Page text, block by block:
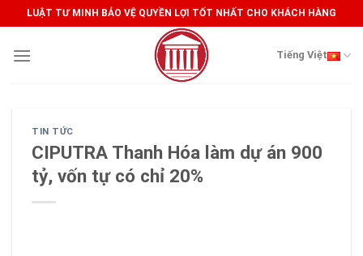
to
content
LUẬT TƯ MINH BẢO VỆ QUYỀN LỢI TỐT NHẤT CHO KHÁCH HÀNG
Tiếng Việt
TIN TỨC
CIPUTRA Thanh Hóa làm dự án 900
tỷ, vốn tự có chỉ 20%